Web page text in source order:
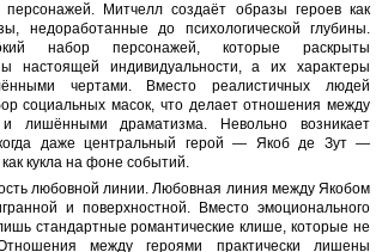
персонажей. Митчелл создаёт образы героев как
недоработанные до психологической глубины.
набор персонажей, которые раскрыты
настоящей индивидуальности, а их характеры
чертами. Вместо реалистичных людей
социальных масок, что делает отношения между
лишёнными драматизма. Невольно возникает
даже центральный герой — Якоб де Зут —
кукла на фоне событий.
любовной линии. Любовная линия между Якобом
и поверхностной. Вместо эмоционального
стандартные романтические клише, которые не
между героями практически лишены